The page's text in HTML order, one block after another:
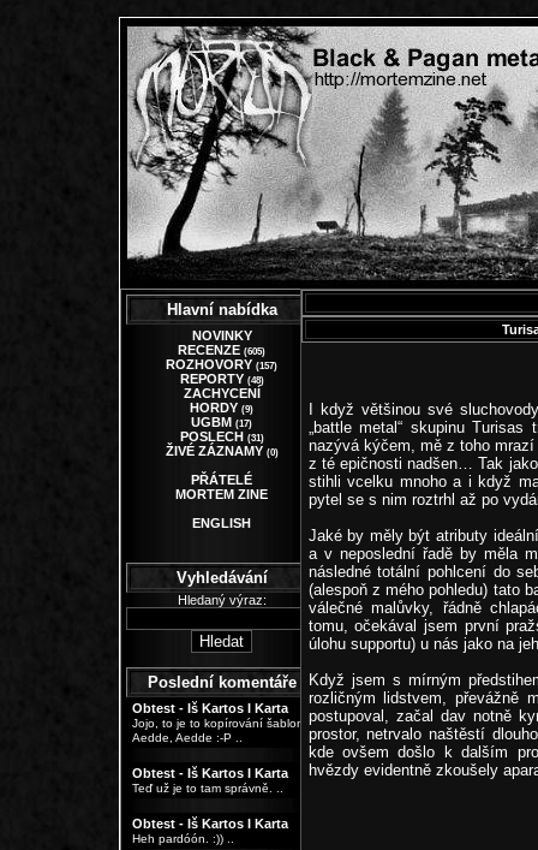
Hlavní nabídka
NOVINKY
RECENZE (605)
ROZHOVORY (157)
REPORTY (48)
ZACHYCENÍ
HORDY (9)
UGBM (17)
POSLECH (31)
ŽIVÉ ZÁZNAMY (0)
PŘÁTELÉ
MORTEM ZINE
ENGLISH
Vyhledávání
Hledaný výraz:
Poslední komentáře
Obtest - Iš Kartos I Karta
Jojo, to je to kopírování šablon.
Aedde, Aedde :-P ..
Obtest - Iš Kartos I Karta
Teď už je to tam správně. ..
Obtest - Iš Kartos I Karta
Heh pardóón. :)) ..
I když většinou své
„battle metal“ skupinu
nazývá kýčem, mě z toho
z té epičnosti nadšen… Tak
stihli vcelku mnoho a i když
pytel se s nim roztrhl až po
Jaké by měly být atributy
a v neposlední řadě by měla
následné totální pohlcení do
(alespoň z mého pohledu) tato
válečné malůvky, řádně
tomu, očekával jsem první
úlohu supportu) u nás jako na
Když jsem s mírným
rozličným lidstvem, převážně
postupoval, začal dav notně
prostor, netrvalo naštěstí
kde ovšem došlo k dalším
hvězdy evidentně zkoušely